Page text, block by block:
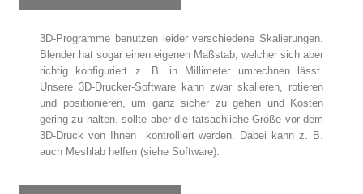
3D-Programme benutzen leider verschiedene Skalierungen.
Blender hat sogar einen eigenen Maßstab, welcher sich aber
richtig konfiguriert z. B. in Millimeter umrechnen lässt.
Unsere 3D-Drucker-Software kann zwar skalieren, rotieren
und positionieren, um ganz sicher zu gehen und Kosten
gering zu halten, sollte aber die tatsächliche Größe vor dem
3D-Druck von Ihnen kontrolliert werden. Dabei kann z. B.
auch Meshlab helfen (siehe Software).